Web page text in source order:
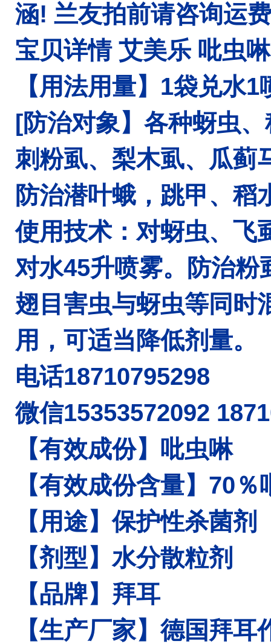
涵! 兰友拍前请咨询运
宝贝详情 艾美乐 吡虫啉
【用法用量】1袋兑水
[防治对象】各种蚜虫
刺粉虱、梨木虱、瓜蓟
防治潜叶蛾，跳甲、稻
使用技术：对蚜虫、飞
对水45升喷雾。防治粉
翅目害虫与蚜虫等同时
用，可适当降低剂量。
电话18710795298
微信15353572092
【有效成份】吡虫啉
【有效成份含量】70％
【用途】保护性杀菌剂
【剂型】水分散粒剂
【品牌】拜耳
【生产厂家】德国拜耳